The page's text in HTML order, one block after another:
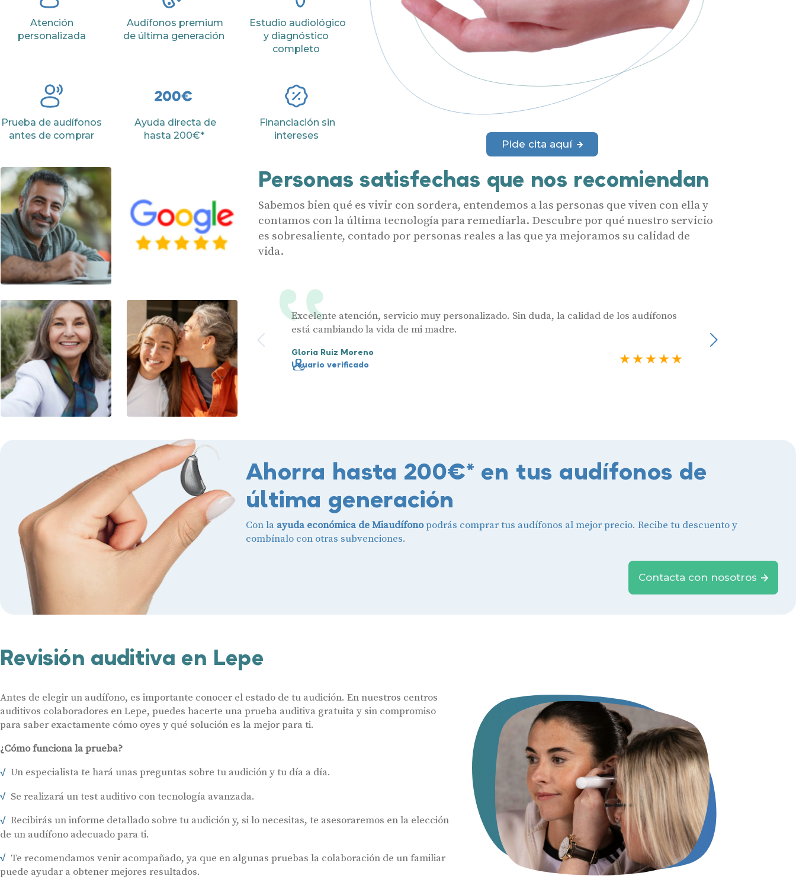
Atención
personalizada
Audífonos premium
de última generación
Estudio audiológico
y diagnóstico
completo
Prueba de audífonos
antes de comprar
Ayuda directa de
hasta 200€*
Financiación sin
intereses
Pide cita aquí
Personas satisfechas que nos recomiendan
Sabemos bien qué es vivir con sordera, entendemos a las personas que viven con ella y
contamos con la última tecnología para remediarla. Descubre por qué nuestro servicio
es sobresaliente, contado por personas reales a las que ya mejoramos su calidad de
vida.
Excelente atención, servicio muy personalizado. Sin duda, la calidad de los audífonos
está cambiando la vida de mi madre.
Gloria Ruiz Moreno
Usuario verificado
Julia Castro
Anterior
Ahorra hasta 200€* en tus audífonos de
última generación
Con la ayuda económica de Miaudífonopodrás comprar tus audífonos al mejor precio. Recibe tu descuento y
combínalo con otras subvenciones.
Contacta con nosotros
Revisión auditiva en Lepe
Antes de elegir un audífono, es importante conocer el estado de tu audición. En nuestros centros
auditivos colaboradores en Lepe, puedes hacerte una prueba auditiva gratuita y sin compromiso
para saber exactamente cómo oyes y qué solución es la mejor para ti.
¿Cómo funciona la prueba?
Un especialista te hará unas preguntas sobre tu audición y tu día a día.
Se realizará un test auditivo con tecnología avanzada.
Recibirás un informe detallado sobre tu audición y, si lo necesitas, te asesoraremos en la elección
de un audífono adecuado para ti.
Te recomendamos venir acompañado, ya que en algunas pruebas la colaboración de un familiar
puede ayudar a obtener mejores resultados.
Audífonos
Gafas auditivas
Centros Auditivos
Servicios
Ayudas y subvenciones
Hasta un 60% de descuento en tus audífonos
Nombre
Acepto la cesión de estos datos a empresas colaboradoras de Miaudífono para poder ofrecer los servicios
solicitados, según se detalla en nuestras Condiciones de uso
Al hacer click en «Contáctanos» declaras haber leído y aceptado nuestra